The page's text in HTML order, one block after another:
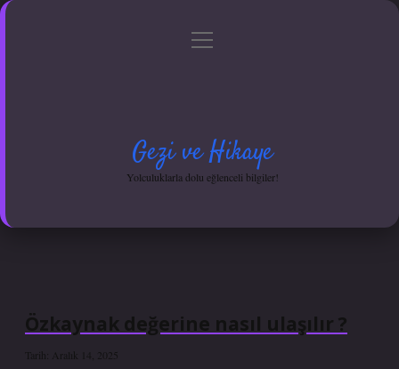
Gizlilik Politikası
menüyü
Gezi ve Hikaye
Yolculuklarla dolu eğlenceli bilgiler!
Özkaynak değerine nasıl ulaşılır ?
Tarih: Aralık 14, 2025